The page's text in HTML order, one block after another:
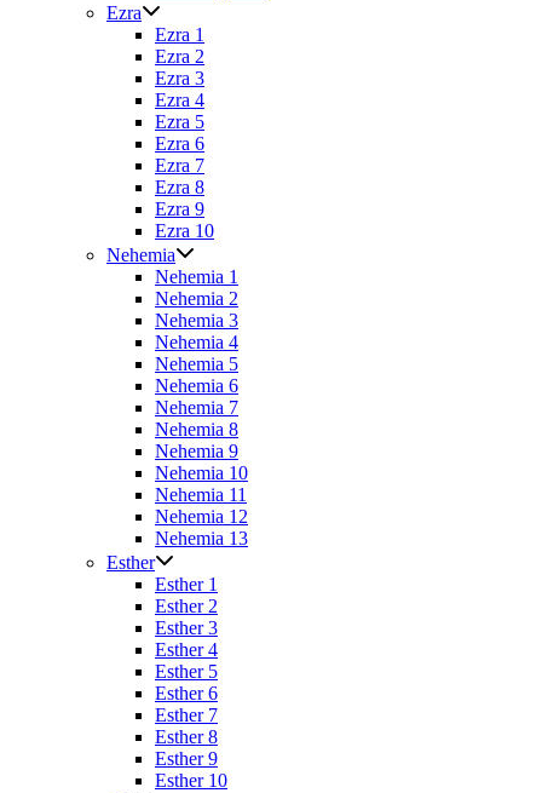
Ezra
Ezra 1
Ezra 2
Ezra 3
Ezra 4
Ezra 5
Ezra 6
Ezra 7
Ezra 8
Ezra 9
Ezra 10
Nehemia
Nehemia 1
Nehemia 2
Nehemia 3
Nehemia 4
Nehemia 5
Nehemia 6
Nehemia 7
Nehemia 8
Nehemia 9
Nehemia 10
Nehemia 11
Nehemia 12
Nehemia 13
Esther
Esther 1
Esther 2
Esther 3
Esther 4
Esther 5
Esther 6
Esther 7
Esther 8
Esther 9
Esther 10